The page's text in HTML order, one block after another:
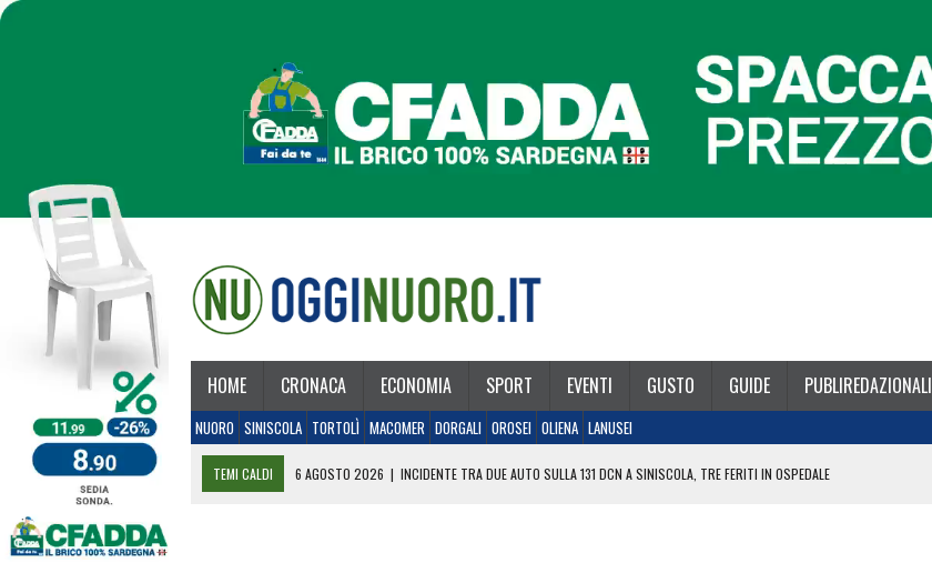
HOME CRONACA ECONOMIA SPORT EVENTI GUSTO GUIDE PUBLIREDAZIONALI
NUORO SINISCOLA TORTOLÌ MACOMER DORGALI OROSEI OLIENA LANUSEI
TEMI CALDI 6 AGOSTO 2026 | INCIDENTE TRA DUE AUTO SULLA 131 DCN A SINISCOLA, TRE FERITI IN OSPEDALE